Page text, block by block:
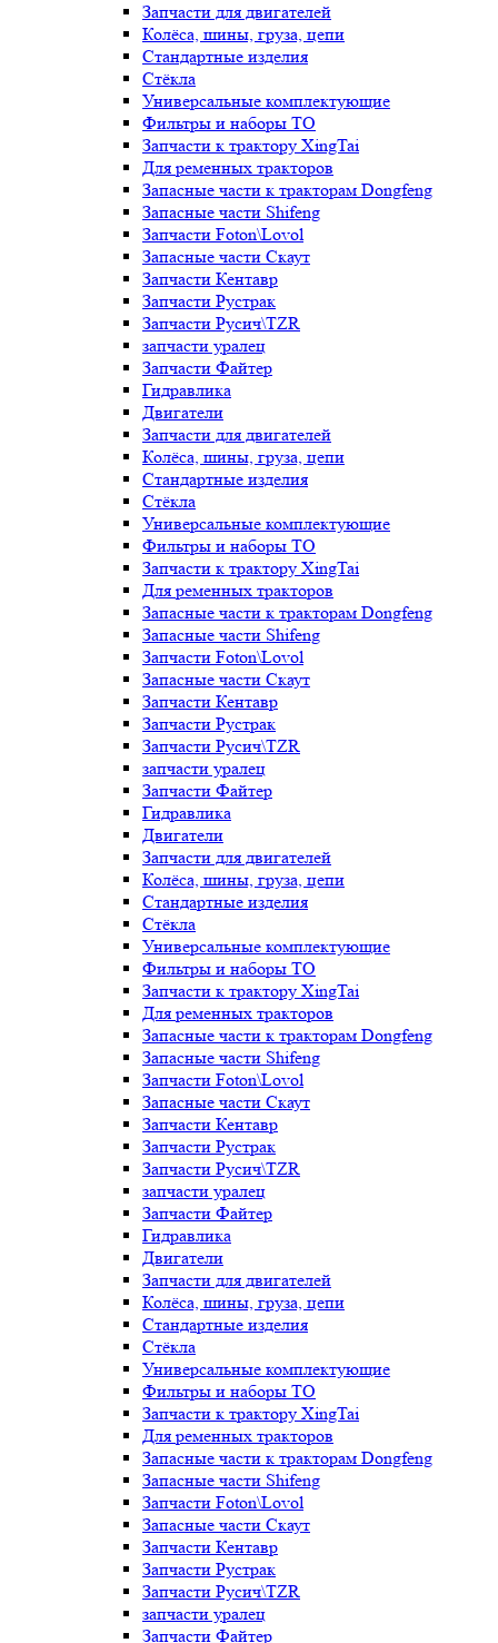
Запчасти для двигателей
Колёса, шины, груза, цепи
Стандартные изделия
Стёкла
Универсальные комплектующие
Фильтры и наборы ТО
Запчасти к трактору XingTai
Для ременных тракторов
Запасные части к тракторам Dongfeng
Запасные части Shifeng
Запчасти Foton\Lovol
Запасные части Скаут
Запчасти Кентавр
Запчасти Рустрак
Запчасти Русич\TZR
запчасти уралец
Запчасти Файтер
Гидравлика
Двигатели
Запчасти для двигателей
Колёса, шины, груза, цепи
Стандартные изделия
Стёкла
Универсальные комплектующие
Фильтры и наборы ТО
Запчасти к трактору XingTai
Для ременных тракторов
Запасные части к тракторам Dongfeng
Запасные части Shifeng
Запчасти Foton\Lovol
Запасные части Скаут
Запчасти Кентавр
Запчасти Рустрак
Запчасти Русич\TZR
запчасти уралец
Запчасти Файтер
Гидравлика
Двигатели
Запчасти для двигателей
Колёса, шины, груза, цепи
Стандартные изделия
Стёкла
Универсальные комплектующие
Фильтры и наборы ТО
Запчасти к трактору XingTai
Для ременных тракторов
Запасные части к тракторам Dongfeng
Запасные части Shifeng
Запчасти Foton\Lovol
Запасные части Скаут
Запчасти Кентавр
Запчасти Рустрак
Запчасти Русич\TZR
запчасти уралец
Запчасти Файтер
Гидравлика
Двигатели
Запчасти для двигателей
Колёса, шины, груза, цепи
Стандартные изделия
Стёкла
Универсальные комплектующие
Фильтры и наборы ТО
Запчасти к трактору XingTai
Для ременных тракторов
Запасные части к тракторам Dongfeng
Запасные части Shifeng
Запчасти Foton\Lovol
Запасные части Скаут
Запчасти Кентавр
Запчасти Рустрак
Запчасти Русич\TZR
запчасти уралец
Запчасти Файтер